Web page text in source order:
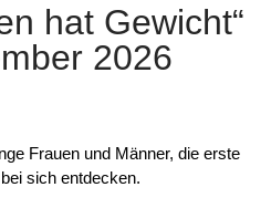
hat Gewicht“
2026
Frauen und Männer, die erste
sich entdecken.